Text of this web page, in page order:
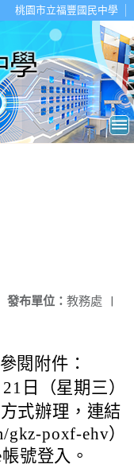
桃園市立福豐國民中學
發布單位： 教務處 |
閱附件：
日（星期三）
式辦理，連結
gkz-poxf-ehv
號登入。